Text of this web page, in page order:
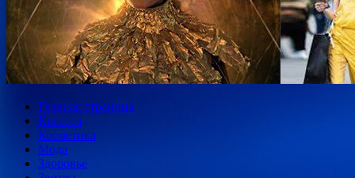
Главная страница
Красота
Косметика
Мода
Здоровье